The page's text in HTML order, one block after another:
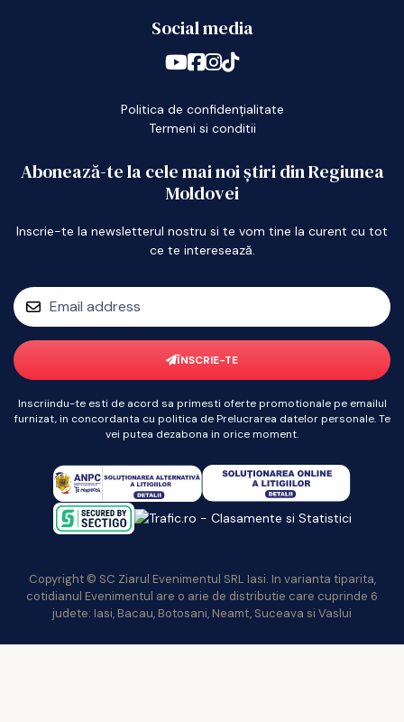
Social media
Politica de confidențialitate
Termeni si conditii
Abonează-te la cele mai noi știri din Regiunea
Moldovei
Inscrie-te la newsletterul nostru si te vom tine la curent cu tot
ce te interesează.
ÎNSCRIE-TE
Inscriindu-te esti de acord sa primesti oferte promotionale pe emailul
furnizat, in concordanta cu politica de Prelucrarea datelor personale. Te
vei putea dezabona in orice moment.
Copyright © SC Ziarul Evenimentul SRL Iasi. In varianta tiparita,
cotidianul Evenimentul are o arie de distributie care cuprinde 6
judete: Iasi, Bacau, Botosani, Neamt, Suceava si Vaslui